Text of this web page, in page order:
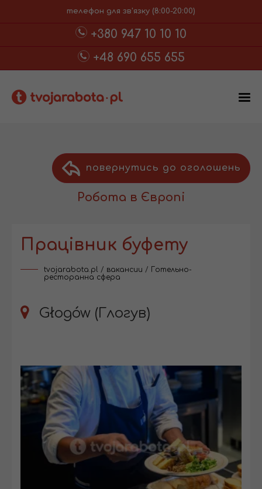
телефон для зв'язку (8:00-20:00)
+380 947 10 10 10
+48 690 655 655
повернутись до оголошень
Робота в Європі
Працівник буфету
tvojarabota.pl / вакансии /
Готельно-
ресторанна сфера
Głogów (Глогув)